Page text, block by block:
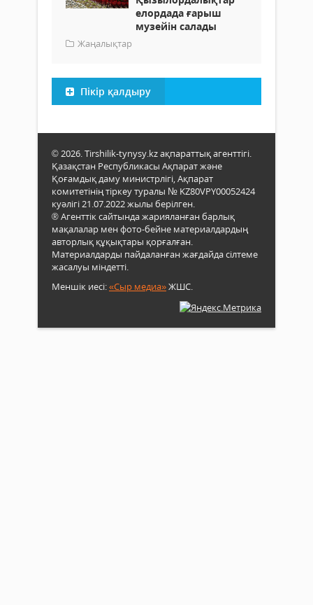
елордада ғарыш
музейін салады
Жаңалықтар
Пікір қалдыру
© 2026. Tirshilik-tynysy.kz ақпараттық агенттігі.
Қазақстан Республикасы Ақпарат және
Қоғамдық даму министрлігі, Ақпарат
комитетінің тіркеу туралы № KZ80VPY00052424
куәлігі 21.07.2022 жылы берілген.
® Агенттік сайтында жарияланған барлық
мақалалар мен фото-бейне материалдардың
авторлық құқықтары қорғалған.
Материалдарды пайдаланған жағдайда сілтеме
жасалуы міндетті.
Меншік иесі:«Сыр медиа»ЖШС.